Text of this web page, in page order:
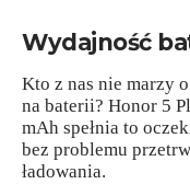
Wydajność
Kto z nas nie marzy
na baterii? Honor 5
mAh spełnia to
bez problemu
ładowania.